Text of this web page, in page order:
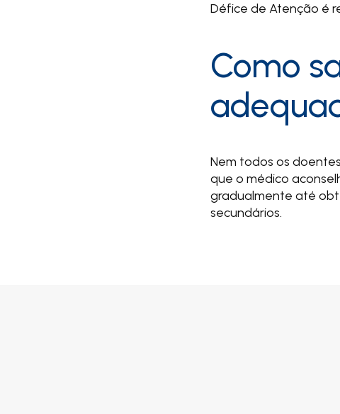
Défice de Atenção é
Como
Nem todos os
que o médico
gradualmente até
secundários.